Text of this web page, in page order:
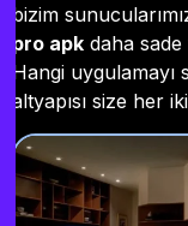
bizim
pro apk daha sade
Hangi
altyapısı size her